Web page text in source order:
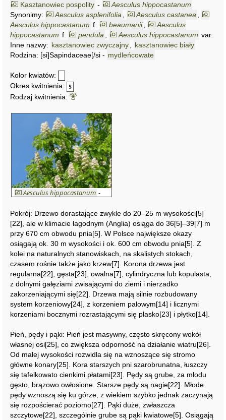
Kasztanowiec pospolity -
Aesculus hippocastanum
Synonimy:
Aesculus asplenifolia Aesculus castanea
Aesculus hippocastanum f. beaumanii
Aesculus
hippocastanum f. pendula Aesculus hippocastanum var.
argenteovariegata, Aesculus hippocastanumvar.
aureovariegata , Aesculus hippocastanum
hippocastanum
pendula , Aesculus hippocastanum
Aesculus memmingeri
vulgare, Pawia hippocastanum
Inne nazwy: kasztanowiec zwyczajny
kasztanowiec biały
Rodzina: [si]Sapindaceae[/si - mydleńcowate
Kolor kwiatów:
Okres kwitnienia:
Rodzaj kwitnienia:
Aesculus hippocastanum -
Pokrój: Drzewo dorastające zwykle do 20–25 m wysokości[5]
[22], ale w klimacie łagodnym (Anglia) osiąga do 36[5]–39[7] m
przy 670 cm obwodu pnia[5]. W Polsce największe okazy
osiągają ok. 30 m wysokości i ok. 600 cm obwodu pnia[5]. Z
kolei na naturalnych stanowiskach, na skalistych stokach,
czasem rośnie także jako krzew[7]. Korona drzewa jest
regularna[22], gęsta[23], owalna[7], cylindryczna lub kopulasta,
z dolnymi gałęziami zwisającymi do ziemi i nierzadko
zakorzeniającymi się[22]. Drzewa mają silnie rozbudowany
system korzeniowy[24], z korzeniem palowym[14] i licznymi
korzeniami bocznymi rozrastającymi się płasko[23] i płytko[14].
Pień, pędy i pąki: Pień jest masywny, często skręcony wokół
własnej osi[25], co zwiększa odporność na działanie wiatru[26].
Od małej wysokości rozwidla się na wznoszące się stromo
główne konary[25]. Kora starszych pni szarobrunatna, łuszczy
się tafelkowato cienkimi płatami[23]. Pędy są grube, za młodu
gęsto, brązowo owłosione. Starsze pędy są nagie[22]. Młode
pędy wznoszą się ku górze, z wiekiem szybko jednak zaczynają
się rozpościerać poziomo[27]. Pąki duże, zwłaszcza
szczytowe[22], szczególnie grube są pąki kwiatowe[5]. Osiągają